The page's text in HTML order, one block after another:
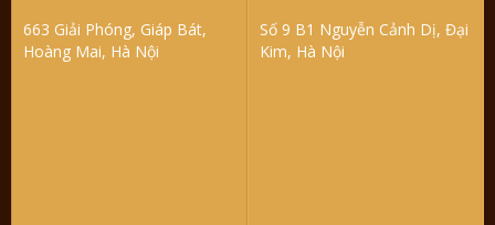
663 Giải Phóng, Giáp Bát,
Hoàng Mai, Hà Nội
Số 9 B1 Nguyễn Cảnh Dị, Đại
Kim, Hà Nội